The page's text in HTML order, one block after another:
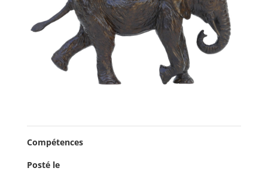
Compétences
Posté le